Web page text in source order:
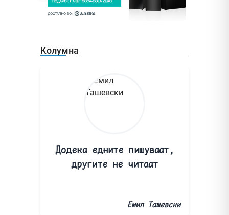
Колумна
Додека едните пишуваат,
другите не читаат
Емил Ташевски